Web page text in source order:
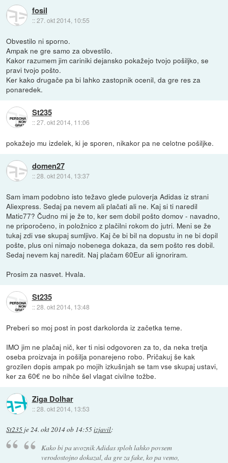
fosil
::27. okt 2014, 10:55
Obvestilo ni sporno.
Ampak ne gre samo za obvestilo.
Kakor razumem jim cariniki dejansko pokažejo tvojo pošiljko, se
pravi tvojo pošto.
Ker kako drugače pa bi lahko zastopnik ocenil, da gre res za
ponaredek.
St235
::27. okt 2014, 11:06
pokažejo mu izdelek, ki je sporen, nikakor pa ne celotne pošiljke.
domen27
::28. okt 2014, 13:37
Sam imam podobno isto težavo glede puloverja Adidas iz strani
Aliexpress. Sedaj pa nevem ali plačati ali ne. Kaj si ti naredil
Matic77? Čudno mi je že to, ker sem dobil pošto domov - navadno,
ne priporočeno, in položnico z plačilni rokom do jutri. Meni se že
tukaj zdi vse skupaj sumljivo. Kaj če bi bil na dopustu in ne bi dopil
pošte, plus oni nimajo nobenega dokaza, da sem pošto res dobil.
Sedaj nevem kaj naredit. Naj plačam 60Eur ali ignoriram.
Prosim za nasvet. Hvala.
St235
::28. okt 2014, 13:48
Preberi so moj post in post darkolorda iz začetka teme.
IMO jim ne plačaj nič, ker ti nisi odgovoren za to, da neka tretja
oseba proizvaja in pošilja ponarejeno robo. Pričakuj še kak
grozilen dopis ampak po mojih izkušnjah se tam vse skupaj ustavi,
ker za 60€ ne bo nihče šel vlagat civilne tožbe.
Ziga Dolhar
::28. okt 2014, 13:53
St235 je24. okt 2014 ob 14:55izjavil:
Kako bi pa uvoznik Adidas sploh lahko povsem
verodostojno dokazal, da gre za fake, ko pa vemo,